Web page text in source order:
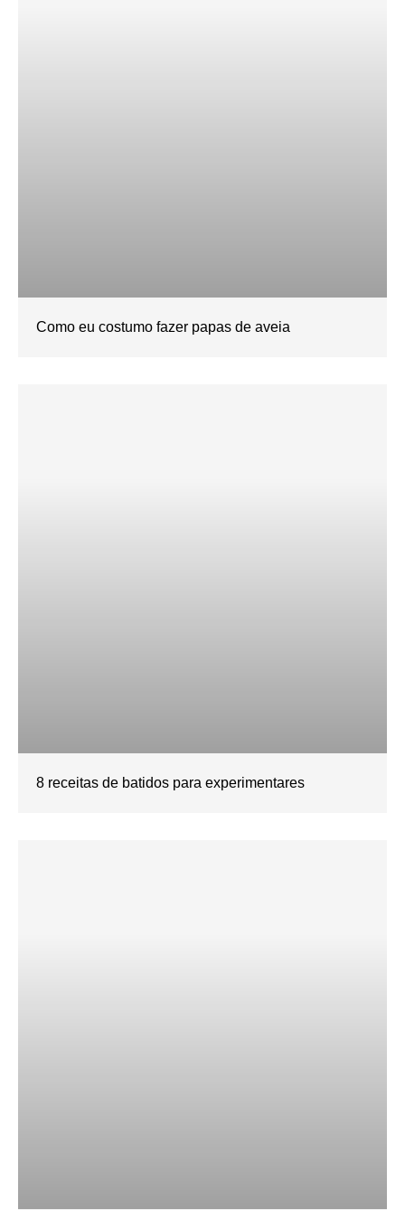
Como eu costumo fazer papas de aveia
8 receitas de batidos para experimentares